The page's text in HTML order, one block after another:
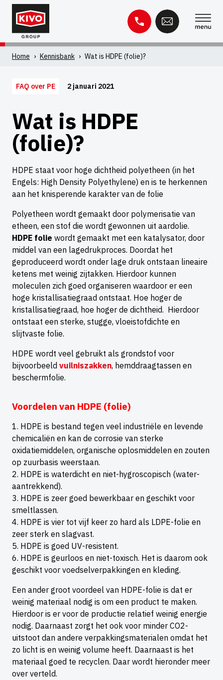
Overslaan
Zoeken
Kennisbank Contact
Home › Kennisbank › Wat is HDPE (folie)?
FAQ over PE 2 januari 2021
Wat is HDPE
(folie)?
HDPE staat voor hoge dichtheid polyetheen (in het
Engels: High Density Polyethylene) en is te herkennen
aan het knisperende karakter van de folie
Polyetheen wordt gemaakt door polymerisatie van
etheen, een stof die wordt gewonnen uit aardolie.
HDPE folie wordt gemaakt met een katalysator, door
middel van een lagedrukproces. Doordat het
geproduceerd wordt onder lage druk ontstaan lineaire
ketens met weinig zijtakken. Hierdoor kunnen
moleculen zich goed organiseren waardoor er een
hoge kristallisatiegraad ontstaat. Hoe hoger de
kristallisatiegraad, hoe hoger de dichtheid. Hierdoor
ontstaat een sterke, stugge, vloeistofdichte en
slijtvaste folie.
HDPE wordt veel gebruikt als grondstof voor
bijvoorbeeld vuilniszakken, hemddraagtassen en
beschermfolie.
Voordelen van HDPE (folie)
HDPE is bestand tegen veel industriële en levende
chemicaliën en kan de corrosie van sterke
oxidatiemiddelen, organische oplosmiddelen en zouten
op zuurbasis weerstaan.
HDPE is waterdicht en niet-hygroscopisch (water-
aantrekkend).
HDPE is zeer goed bewerkbaar en geschikt voor
smeltlassen.
HDPE is vier tot vijf keer zo hard als LDPE-folie en
zeer sterk en slagvast.
HDPE is goed UV-resistent.
HDPE is geurloos en niet-toxisch. Het is daarom ook
geschikt voor voedselverpakkingen en kleding.
Een ander groot voordeel van HDPE-folie is dat er
weinig materiaal nodig is om een product te maken.
Hierdoor is er voor de productie relatief weinig energie
nodig. Daarnaast zorgt het ook voor minder CO2-
uitstoot dan andere verpakkingsmaterialen omdat het
zo licht is en weinig volume heeft. Daarnaast is het
materiaal goed te recyclen. Daar wordt hieronder meer
over verteld.